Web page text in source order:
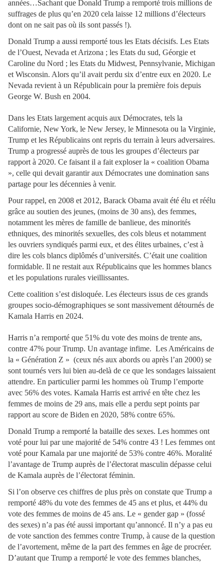
années…Sachant que Donald Trump a remporté trois millions de
suffrages de plus qu’en 2020 cela laisse 12 millions d’électeurs
dont on ne sait pas où ils sont passés !).
Donald Trump a aussi remporté tous les Etats décisifs. Les Etats
de l’Ouest, Nevada et Arizona ; les Etats du sud, Géorgie et
Caroline du Nord ; les Etats du Midwest, Pennsylvanie, Michigan
et Wisconsin. Alors qu’il avait perdu six d’entre eux en 2020. Le
Nevada revient à un Républicain pour la première fois depuis
George W. Bush en 2004.
Dans les Etats largement acquis aux Démocrates, tels la
Californie, New York, le New Jersey, le Minnesota ou la Virginie,
Trump et les Républicains ont repris du terrain à leurs adversaires.
Trump a progressé auprès de tous les groupes d’électeurs par
rapport à 2020. Ce faisant il a fait exploser la « coalition Obama
», celle qui devait garantir aux Démocrates une domination sans
partage pour les décennies à venir.
Pour rappel, en 2008 et 2012, Barack Obama avait été élu et réélu
grâce au soutien des jeunes, (moins de 30 ans), des femmes,
notamment les mères de famille de banlieue, des minorités
ethniques, des minorités sexuelles, des cols bleus et notamment
les ouvriers syndiqués parmi eux, et des élites urbaines, c’est à
dire les cols blancs diplômés d’universités. C’était une coalition
formidable. Il ne restait aux Républicains que les hommes blancs
et les populations rurales vieillissantes.
Cette coalition s’est disloquée. Les électeurs issus de ces grands
groupes socio-démographiques se sont massivement détournés de
Kamala Harris en 2024.
Harris n’a remporté que 51% du vote des moins de trente ans,
contre 47% pour Trump. Un avantage infime. Les Américains de
la « Génération Z » (ceux nés aux abords ou après l’an 2000) se
sont tournés vers lui bien au-delà de ce que les sondages laissaient
attendre. En particulier parmi les hommes où Trump l’emporte
avec 56% des votes. Kamala Harris est arrivé en tête chez les
femmes de moins de 29 ans, mais elle a perdu sept points par
rapport au score de Biden en 2020, 58% contre 65%.
Donald Trump a remporté la bataille des sexes. Les hommes ont
voté pour lui par une majorité de 54% contre 43 ! Les femmes ont
voté pour Kamala par une majorité de 53% contre 46%. Moralité
l’avantage de Trump auprès de l’électorat masculin dépasse celui
de Kamala auprès de l’électorat féminin.
Si l’on observe ces chiffres de plus près on constate que Trump a
remporté 48% du vote des femmes de 45 ans et plus, et 44% du
vote des femmes de moins de 45 ans. Le « gender gap » (fossé
des sexes) n’a pas été aussi important qu’annoncé. Il n’y a pas eu
de vote sanction des femmes contre Trump, à cause de la question
de l’avortement, même de la part des femmes en âge de procréer.
D’autant que Trump a remporté le vote des femmes blanches,